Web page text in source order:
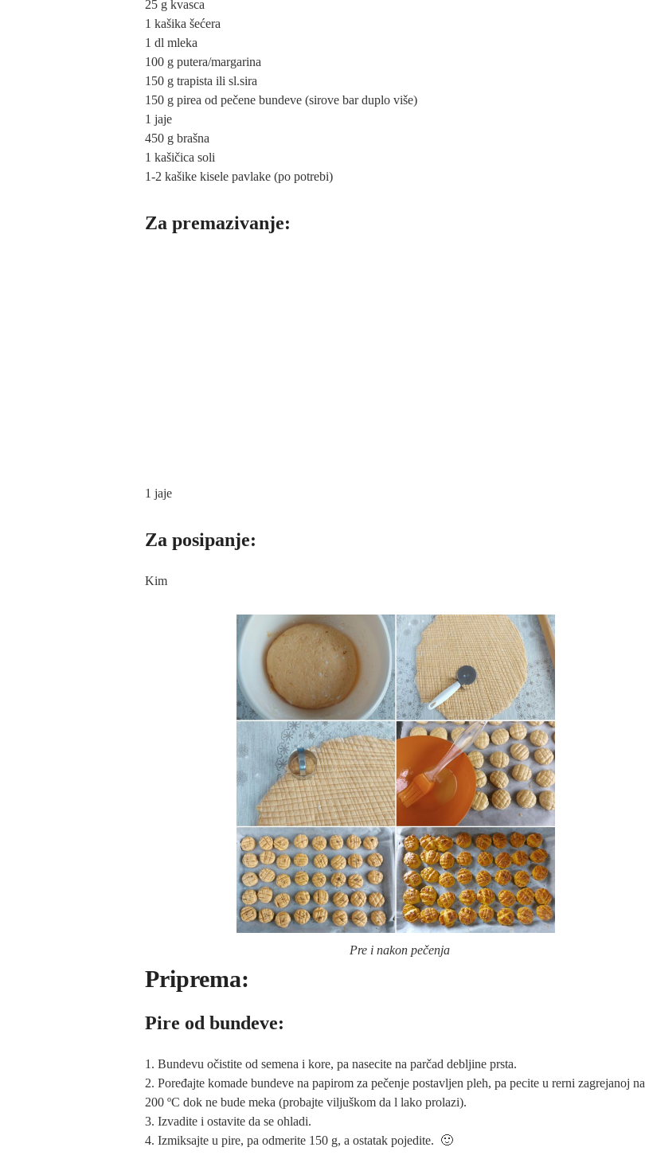
25 g kvasca
1 kašika šećera
1 dl mleka
100 g putera/margarina
150 g trapista ili sl.sira
150 g pirea od pečene bundeve (sirove bar duplo više)
1 jaje
450 g brašna
1 kašičica soli
1-2 kašike kisele pavlake (po potrebi)
Za premazivanje:
1 jaje
Za posipanje:
Kim
Pre i nakon pečenja
Priprema:
Pire od bundeve:
Bundevu očistite od semena i kore, pa nasecite na parčad debljine prsta.
Poređajte komade bundeve na papirom za pečenje postavljen pleh, pa pecite u rerni zagrejanoj na
200 ºC dok ne bude meka (probajte viljuškom da l lako prolazi).
Izvadite i ostavite da se ohladi.
Izmiksajte u pire, pa odmerite 150 g, a ostatak pojedite. 🙂